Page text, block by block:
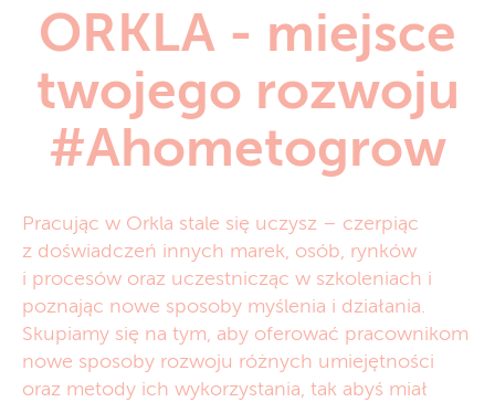
ORKLA - miejsce
twojego rozwoju
#Ahometogrow
Pracując w Orkla stale się uczysz – czerpiąc
z doświadczeń innych marek, osób, rynków
i procesów oraz uczestnicząc w szkoleniach i
poznając nowe sposoby myślenia i działania.
Skupiamy się na tym, aby oferować pracownikom
nowe sposoby rozwoju różnych umiejętności
oraz metody ich wykorzystania, tak abyś miał